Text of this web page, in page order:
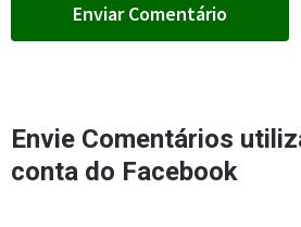
Envie Comentários
conta do Facebook